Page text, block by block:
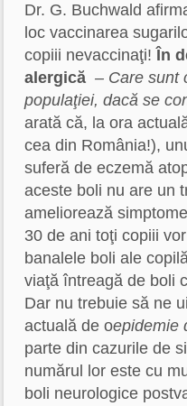
Dr. G. Buchwald
loc vaccinarea
copiii nevaccinaţi! În
alergică – Care sunt
populaţiei, dacă se
arată că, la ora
cea din România!),
suferă de eczemă
aceste boli nu are un
ameliorează
30 de ani toţi copiii
banalele boli ale
viaţă întreagă de boli
Dar nu trebuie să ne
actuală de oepidemie
parte din cazurile de
numărul lor este cu
boli neurologice